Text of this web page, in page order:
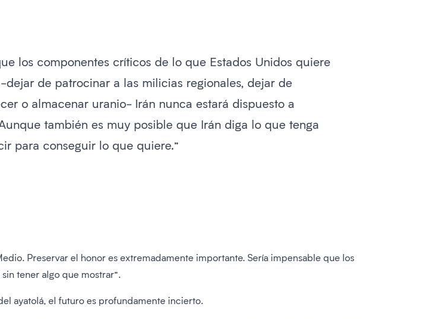
los componentes críticos de lo que Estados Unidos quiere
dejar de patrocinar a las milicias regionales, dejar de
o almacenar uranio- Irán nunca estará dispuesto a
también es muy posible que Irán diga lo que tenga
para conseguir lo que quiere.”
Preservar el honor es extremadamente importante. Sería impensable que los
tener algo que mostrar”.
ayatolá, el futuro es profundamente incierto.